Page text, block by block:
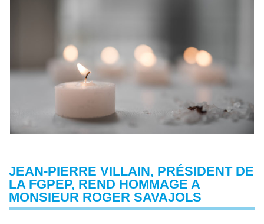
JEAN-PIERRE VILLAIN, PRÉSIDENT DE
LA FGPEP, REND HOMMAGE A
MONSIEUR ROGER SAVAJOLS